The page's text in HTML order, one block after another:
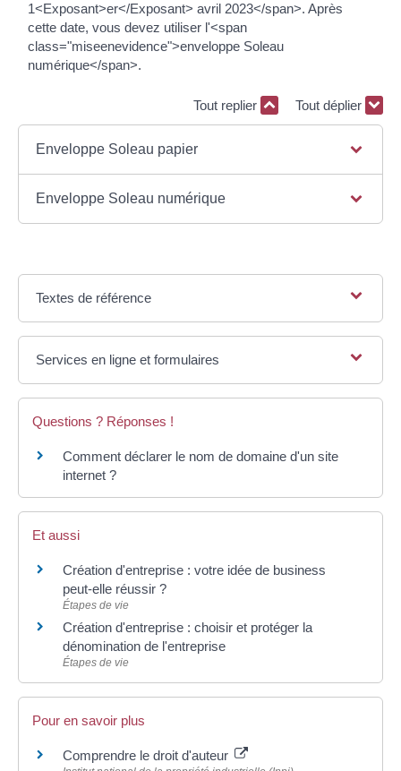
1<Exposant>er</Exposant> avril 2023</span>. Après
cette date, vous devez utiliser l'<span
class="miseenevidence">enveloppe Soleau
numérique</span>.
Tout replier Tout déplier
Enveloppe Soleau papier
Enveloppe Soleau numérique
Textes de référence
Services en ligne et formulaires
Questions ? Réponses !
Comment déclarer le nom de domaine d'un site
internet ?
Et aussi
Création d'entreprise : votre idée de business
peut-elle réussir ?
Étapes de vie
Création d'entreprise : choisir et protéger la
dénomination de l'entreprise
Étapes de vie
Pour en savoir plus
Comprendre le droit d'auteur